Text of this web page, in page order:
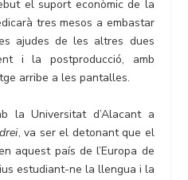
el suport econòmic de la
tres mesos a embastar
ajudes de les altres dues
i la postproducció, amb
arribe a les pantalles.
la Universitat d’Alacant a
, va ser el detonant que el
aquest país de l’Europa de
estudiant-ne la llengua i la